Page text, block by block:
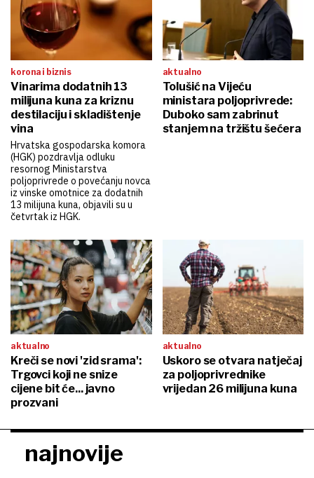
korona i biznis
Vinarima dodatnih 13
milijuna kuna za kriznu
destilaciju i skladištenje
vina
Hrvatska gospodarska komora
(HGK) pozdravlja odluku
resornog Ministarstva
poljoprivrede o povećanju novca
iz vinske omotnice za dodatnih
13 milijuna kuna, objavili su u
četvrtak iz HGK.
aktualno
Tolušić na Vijeću
ministara poljoprivrede:
Duboko sam zabrinut
stanjem na tržištu šećera
aktualno
Kreči se novi 'zid srama':
Trgovci koji ne snize
cijene bit će... javno
prozvani
aktualno
Uskoro se otvara natječaj
za poljoprivrednike
vrijedan 26 milijuna kuna
najnovije